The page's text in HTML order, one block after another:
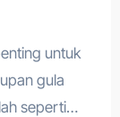
gula
seperti…